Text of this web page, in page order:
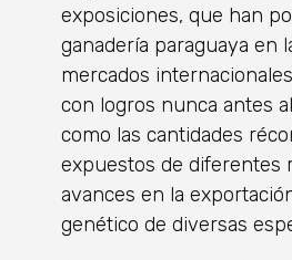
exposiciones, que han
ganadería paraguaya en
mercados
con logros nunca antes
como las cantidades
expuestos de diferentes
avances en la
genético de diversas